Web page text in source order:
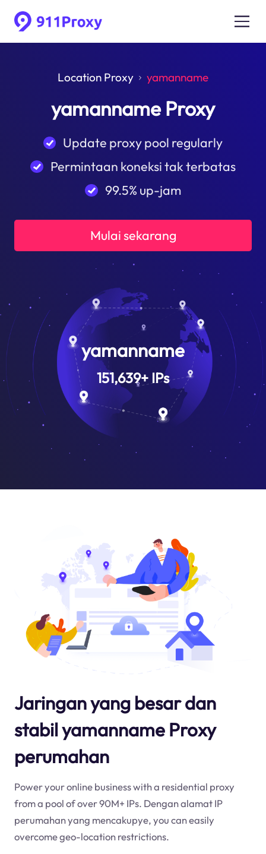
Location Proxy yamanname
yamanname Proxy
Update proxy pool regularly
Permintaan koneksi tak terbatas
99.5% up-jam
Mulai sekarang
yamanname
151,639+ IPs
Jaringan yang besar dan
stabil yamanname Proxy
perumahan
Power your online business with a residential proxy
from a pool of over 90M+ IPs. Dengan alamat IP
perumahan yang mencakupye, you can easily
overcome geo-location restrictions.